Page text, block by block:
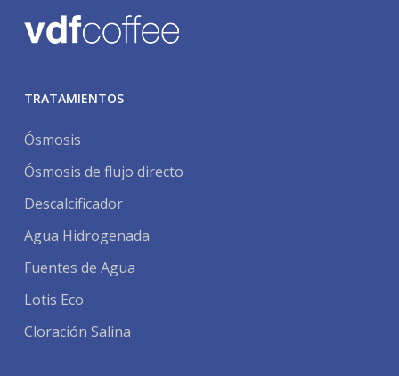
TRATAMIENTOS
Ósmosis
Ósmosis de flujo directo
Descalcificador
Agua Hidrogenada
Fuentes de Agua
Lotis Eco
Cloración Salina